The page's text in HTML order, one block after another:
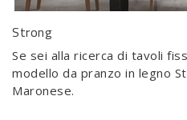
Strong
Se sei alla ricerca di tavoli
modello da pranzo in legno
Maronese.